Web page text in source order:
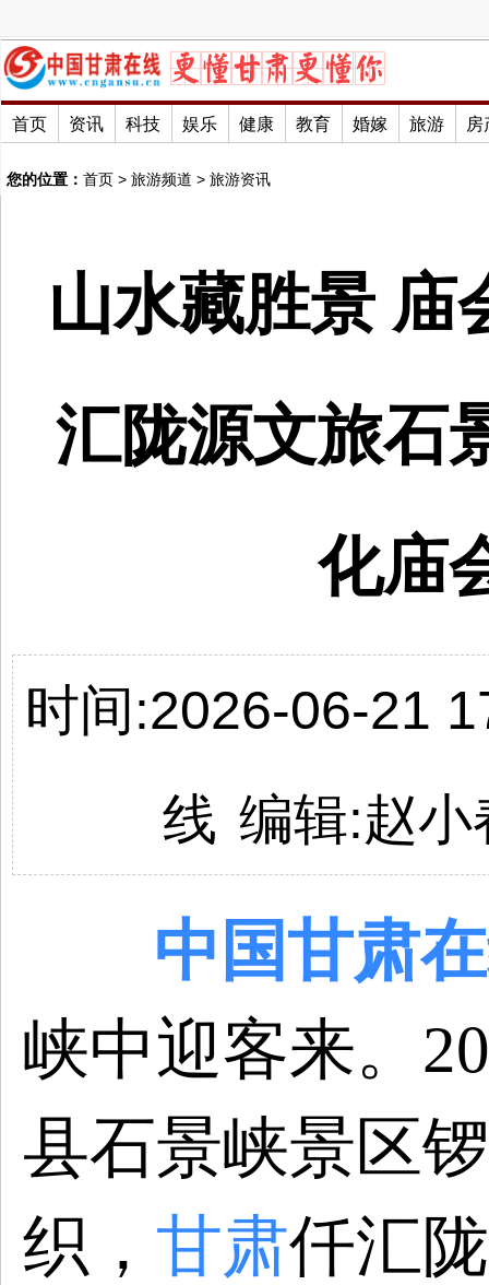
首页 资讯 科技 娱乐 健康 教育 婚嫁 旅游 房
您的位置： 首页 > 旅游频道 > 旅游资讯
山水藏胜景
汇陇源文旅石
化庙
时间:2026-06-21
线 编辑:赵小
中国甘肃
峡中迎客来。
县石景峡景区
织， 甘肃仟汇